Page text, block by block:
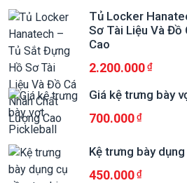
Tủ Locker
Sơ Tài Liệu Và Đồ
Cao
2.200.000
Giá kệ trưng bày
700.000
Kệ trưng bày
450.000